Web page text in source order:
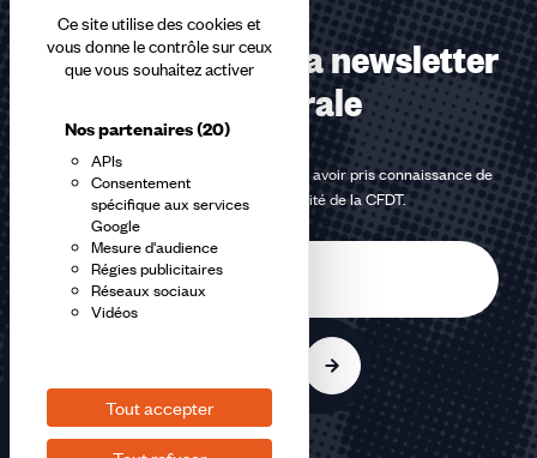
Ce site utilise des cookies et
vous donne le contrôle sur ceux
que vous souhaitez activer
Nos partenaires(20)
APIs
Consentement
spécifique aux services
Google
Mesure d'audience
Régies publicitaires
Réseaux sociaux
Vidéos
Tout accepter
Abonnez-vous à la newsletter
confédérale
En m'inscrivant à la newsletter, j'affirme avoir pris connaissance de
lapolitique de confidentialité de la CFDT.